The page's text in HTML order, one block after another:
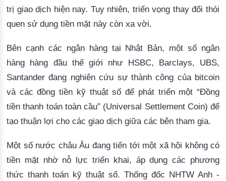
trị giao dịch hiện nay. Tuy nhiên, triển vọng thay đổi thói
quen sử dụng tiền mặt này còn xa vời.
Bên cạnh các ngân hàng tại Nhật Bản, một số ngân
hàng hàng đầu thế giới như HSBC, Barclays, UBS,
Santander đang nghiên cứu sự thành công của bitcoin
và các đồng tiền kỹ thuật số để phát triển một “Đồng
tiền thanh toán toàn cầu” (Universal Settlement Coin) để
tạo thuận lợi cho các giao dịch giữa các bên tham gia.
Một số nước châu Âu đang tiến tới một xã hội không có
tiền mặt nhờ nỗ lực triển khai, áp dụng các phương
thức thanh toán kỹ thuật số. Thống đốc NHTW Anh -